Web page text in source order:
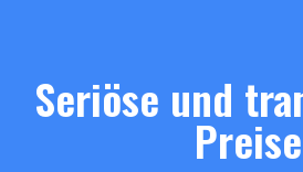
Seriöse und
Preise